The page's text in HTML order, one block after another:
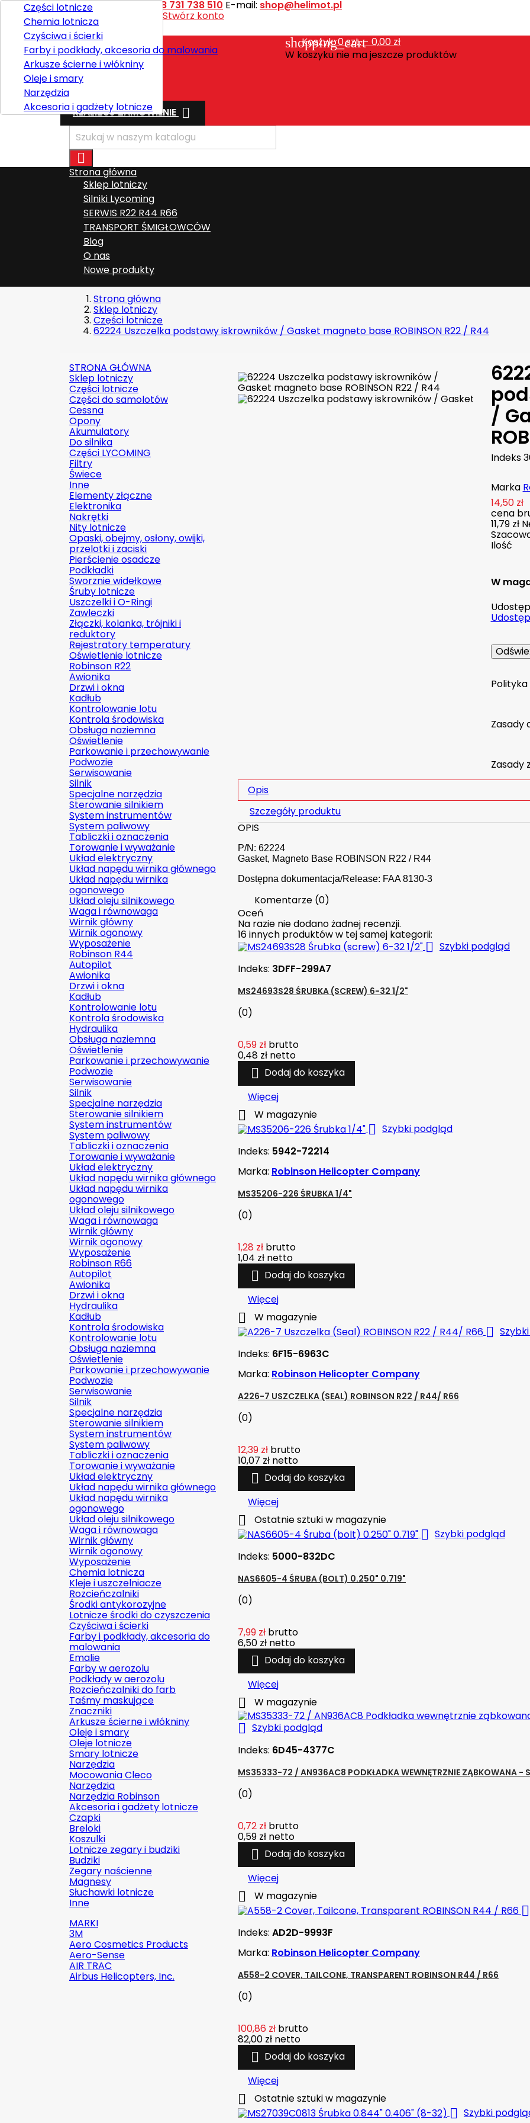
KontaktTelefon:+48 731 738 510 E-mail: shop@helimot.pl
Witaj,
Stwórz konto
Polski
shopping_cart
Koszyk:0szt. - 0,00 zł
W koszyku nie ma jeszcze produktów
Wysyłka
Razem
REALIZUJ ZAMÓWIENIE 

Strona główna
Sklep lotniczy
Części lotnicze
Chemia lotnicza
Czyściwa i ścierki
Farby i podkłady, akcesoria do malowania
Arkusze ścierne i włókniny
Oleje i smary
Narzędzia
Akcesoria i gadżety lotnicze
Silniki Lycoming
SERWIS R22 R44 R66
TRANSPORT ŚMIGŁOWCÓW
Blog
O nas
Nowe produkty
Strona główna
Sklep lotniczy
Części lotnicze
62224 Uszczelka podstawy iskrowników / Gasket magneto base ROBINSON R22 / R44
STRONA GŁÓWNA
Sklep lotniczy
Części lotnicze
Części do samolotów
Cessna
Opony
Akumulatory
Do silnika
Części LYCOMING
Filtry
Świece
Inne
Elementy złączne
Elektronika
Nakrętki
Nity lotnicze
Opaski, obejmy, osłony, owijki,
przelotki i zaciski
Pierścienie osadcze
Podkładki
Sworznie widełkowe
Śruby lotnicze
Uszczelki i O-Ringi
Zawleczki
Złączki, kolanka, trójniki i
reduktory
Rejestratory temperatury
Oświetlenie lotnicze
Robinson R22
Awionika
Drzwi i okna
Kadłub
Kontrolowanie lotu
Kontrola środowiska
Obsługa naziemna
Oświetlenie
Parkowanie i przechowywanie
Podwozie
Serwisowanie
Silnik
Specjalne narzędzia
Sterowanie silnikiem
System instrumentów
System paliwowy
Tabliczki i oznaczenia
Torowanie i wyważanie
Układ elektryczny
Układ napędu wirnika głównego
Układ napędu wirnika
ogonowego
Układ oleju silnikowego
Waga i równowaga
Wirnik główny
Wirnik ogonowy
Wyposażenie
Robinson R44
Autopilot
Awionika
Drzwi i okna
Kadłub
Kontrolowanie lotu
Kontrola środowiska
Hydraulika
Obsługa naziemna
Oświetlenie
Parkowanie i przechowywanie
Podwozie
Serwisowanie
Silnik
Specjalne narzędzia
Sterowanie silnikiem
System instrumentów
System paliwowy
Tabliczki i oznaczenia
Torowanie i wyważanie
Układ elektryczny
Układ napędu wirnika głównego
Układ napędu wirnika
ogonowego
Układ oleju silnikowego
Waga i równowaga
Wirnik główny
Wirnik ogonowy
Wyposażenie
Robinson R66
Autopilot
Awionika
Drzwi i okna
Hydraulika
Kadłub
Kontrola środowiska
Kontrolowanie lotu
Obsługa naziemna
Oświetlenie
Parkowanie i przechowywanie
Podwozie
Serwisowanie
Silnik
Specjalne narzędzia
Sterowanie silnikiem
System instrumentów
System paliwowy
Tabliczki i oznaczenia
Torowanie i wyważanie
Układ elektryczny
Układ napędu wirnika głównego
Układ napędu wirnika
ogonowego
Układ oleju silnikowego
Waga i równowaga
Wirnik główny
Wirnik ogonowy
Wyposażenie
Chemia lotnicza
Kleje i uszczelniacze
Rozcieńczalniki
Środki antykorozyjne
Lotnicze środki do czyszczenia
Czyściwa i ścierki
Farby i podkłady, akcesoria do
malowania
Emalie
Farby w aerozolu
Podkłady w aerozolu
Rozcieńczalniki do farb
Taśmy maskujące
Znaczniki
Arkusze ścierne i włókniny
Oleje i smary
Oleje lotnicze
Smary lotnicze
Narzędzia
Mocowania Cleco
Narzędzia
Narzędzia Robinson
Akcesoria i gadżety lotnicze
Czapki
Breloki
Koszulki
Lotnicze zegary i budziki
Budziki
Zegary naścienne
Magnesy
Słuchawki lotnicze
Inne
MARKI
3M
Aero Cosmetics Products
Aero-Sense
AIR TRAC
Airbus Helicopters, Inc.
/
Indeks
Marka
14,50 zł
cena
11,79 zł
Ilość
W
Zasady
Zasady
Opis
Szczegóły produktu
OPIS
P/N: 62224
Gasket, Magneto Base ROBINSON R22 / R44
Dostępna dokumentacja/Release: FAA 8130-3
Komentarze (0)
Oceń
Na razie nie dodano żadnej recenzji.
16 innych produktów w tej samej kategorii:
 Szybki podgląd
Indeks: 3DFF-299A7
MS24693S28 ŚRUBKA (SCREW) 6-32 1/2"
(0)
0,59 zł brutto
0,48 zł netto
 Dodaj do koszyka
Więcej
 W magazynie
 Szybki podgląd
Indeks: 5942-72214
Marka: Robinson Helicopter Company
MS35206-226 ŚRUBKA 1/4"
(0)
1,28 zł brutto
1,04 zł netto
 Dodaj do koszyka
Więcej
 W magazynie

Indeks: 6F15-6963C
Marka: Robinson Helicopter Company
A226-7 USZCZELKA (SEAL) ROBINSON R22 / R44/ R66
(0)
12,39 zł brutto
10,07 zł netto
 Dodaj do koszyka
Więcej
 Ostatnie sztuki w magazynie
 Szybki podgląd
Indeks: 5000-832DC
NAS6605-4 ŚRUBA (BOLT) 0.250" 0.719"
(0)
7,99 zł brutto
6,50 zł netto
 Dodaj do koszyka
Więcej
 W magazynie
 Szybki podgląd
Indeks: 6D45-4377C
MS35333-72 / AN936AC8 PODKŁADKA WEWNĘTRZNIE ZĄBKOWANA -
(0)
0,72 zł brutto
0,59 zł netto
 Dodaj do koszyka
Więcej
 W magazynie

Indeks: AD2D-9993F
Marka: Robinson Helicopter Company
A558-2 COVER, TAILCONE, TRANSPARENT ROBINSON R44 / R66
(0)
100,86 zł brutto
82,00 zł netto
 Dodaj do koszyka
Więcej
 Ostatnie sztuki w magazynie
 Szybki